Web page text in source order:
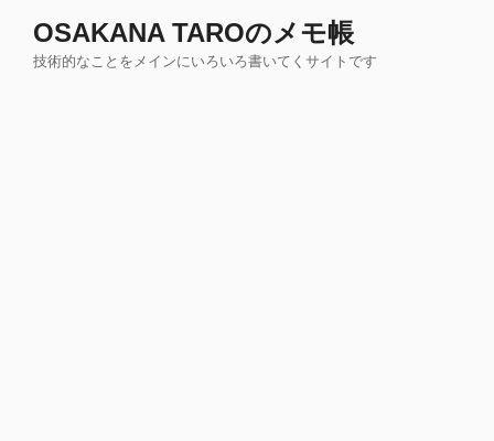
OSAKANA TAROのメモ帳
技術的なことをメインにいろいろ書いてくサイトです